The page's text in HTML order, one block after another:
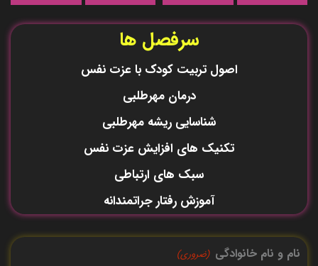
سرفصل ها
اصول تربیت کودک با عزت نفس
درمان مهرطلبی
شناسایی ریشه مهرطلبی
تکنیک های افزایش عزت نفس
سبک های ارتباطی
آموزش رفتار جراتمندانه
نام و نام خانوادگی (ضروری)